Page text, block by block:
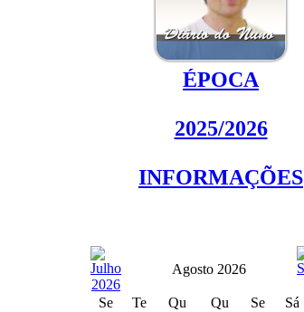
ÉPOCA
2025/2026
INFORMAÇÕES
Agosto 2026
Se Te Qu Qu Se Sá